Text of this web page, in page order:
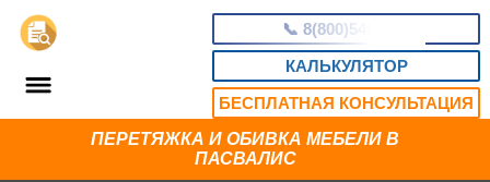
📞 8(800)5403465
КАЛЬКУЛЯТОР
БЕСПЛАТНАЯ КОНСУЛЬТАЦИЯ
ПЕРЕТЯЖКА И ОБИВКА МЕБЕЛИ В
ПАСВАЛИС